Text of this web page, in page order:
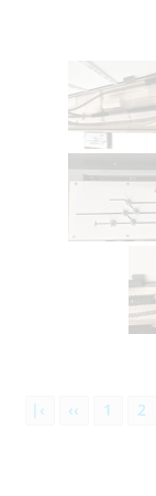
|‹ ‹‹ 1 2